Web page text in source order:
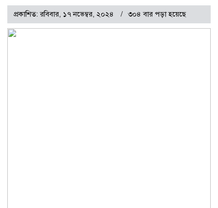
প্রকাশিত: রবিবার, ১৭ নভেম্বর, ২০২৪ ৩০৪ বার পড়া হয়েছে